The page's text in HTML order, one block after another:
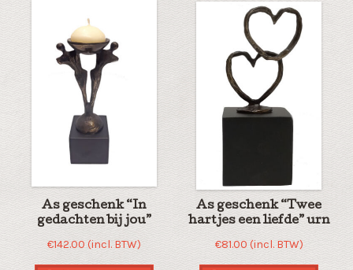
As geschenk “In
gedachten bij jou”
€142.00 (incl. BTW)
As geschenk “Twee
hartjes een liefde” urn
€81.00 (incl. BTW)